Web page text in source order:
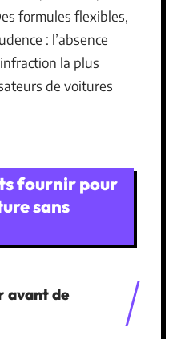
formules flexibles,
: l’absence
la plus
de voitures
fournir pour
sans
avant de